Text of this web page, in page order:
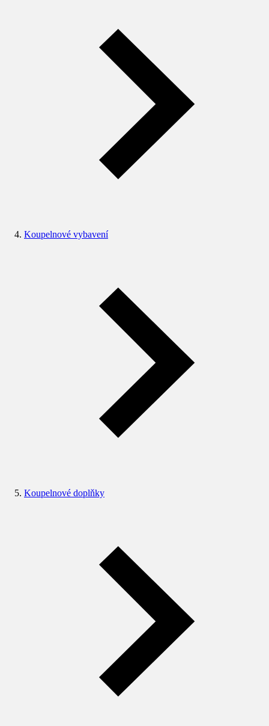
Koupelnové vybavení
Koupelnové doplňky